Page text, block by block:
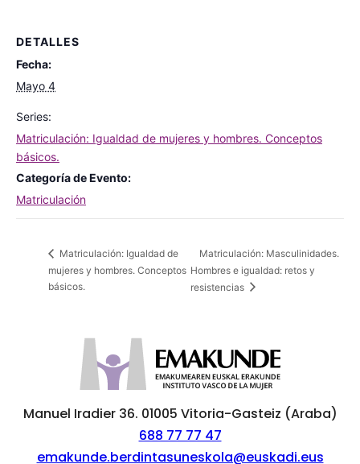
DETALLES
Fecha:
Mayo 4
Series:
Matriculación: Igualdad de mujeres y hombres. Conceptos
básicos.
Categoría de Evento:
Matriculación
Matriculación: Igualdad de
mujeres y hombres. Conceptos
básicos.
Matriculación: Masculinidades.
Hombres e igualdad: retos y
resistencias
Manuel Iradier 36. 01005 Vitoria-Gasteiz (Araba)
688 77 77 47
emakunde.berdintasuneskola@euskadi.eus